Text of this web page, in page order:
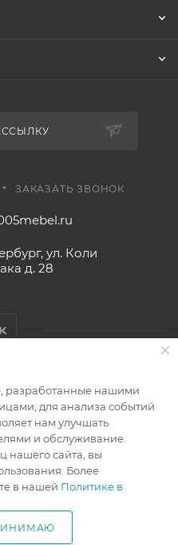
В КОРЗИНУ
ЗАКАЗАТЬ ЗВОНОК
ул. Коли
д. 28
Петербурге © 2000-2026
разработанные нашими
для анализа событий
нам улучшать
и обслуживание.
нашего сайта, вы
Более
в нашей Политике в